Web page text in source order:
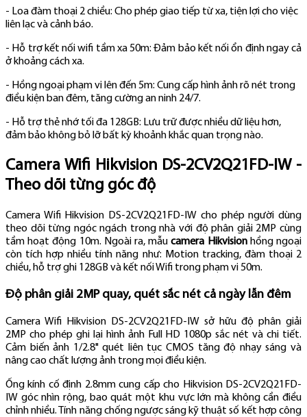
- Loa đàm thoại 2 chiều: Cho phép giao tiếp từ xa, tiện lợi cho việc
liên lạc và cảnh báo.
- Hỗ trợ kết nối wifi tầm xa 50m: Đảm bảo kết nối ổn định ngay cả
ở khoảng cách xa.
- Hồng ngoại phạm vi lên đến 5m: Cung cấp hình ảnh rõ nét trong
điều kiện ban đêm, tăng cường an ninh 24/7.
- Hỗ trợ thẻ nhớ tối đa 128GB: Lưu trữ được nhiều dữ liệu hơn,
đảm bảo không bỏ lỡ bất kỳ khoảnh khắc quan trọng nào.
Camera Wifi Hikvision DS-2CV2Q21FD-IW -
Theo dõi từng góc độ
Camera Wifi Hikvision DS-2CV2Q21FD-IW cho phép người dùng
theo dõi từng ngóc ngách trong nhà với độ phân giải 2MP cùng
tầm hoạt động 10m. Ngoài ra, mẫucamera Hikvisionhồng ngoại
còn tích hợp nhiều tính năng như: Motion tracking, đàm thoại 2
chiều, hỗ trợ ghi 128GB và kết nối Wifi trong phạm vi 50m.
Độ phân giải 2MP quay, quét sắc nét cả ngày lẫn đêm
Camera Wifi Hikvision DS-2CV2Q21FD-IW sở hữu độ phân giải
2MP cho phép ghi lại hình ảnh Full HD 1080p sắc nét và chi tiết.
Cảm biến ảnh 1/2.8" quét liên tục CMOS tăng độ nhạy sáng và
nâng cao chất lượng ảnh trong mọi điều kiện.
Ống kính cố định 2.8mm cung cấp cho Hikvision DS-2CV2Q21FD-
IW góc nhìn rộng, bao quát một khu vực lớn mà không cần điều
chỉnh nhiều. Tính năng chống ngược sáng kỹ thuật số kết hợp công